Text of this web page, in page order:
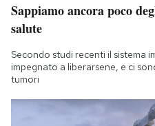
Sappiamo ancora poco
salute
Secondo studi recenti il sistema
impegnato a liberarsene, e ci
tumori